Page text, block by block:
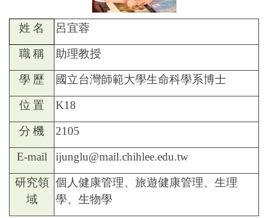
姓 名 呂宜蓉
職稱 助理教授
學 歷 國立台灣師範大學生命科學系博士
位 置 K18
分 機 2105
E-mail ijunglu@mail.chihlee.edu.tw
研究領
域
個人健康管理、旅遊健康管理、生理
學、生物學